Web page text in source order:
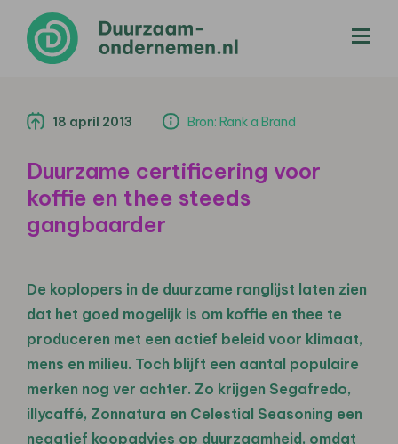
18 april 2013 Bron: Rank a Brand
Duurzame certificering voor
koffie en thee steeds
gangbaarder
De koplopers in de duurzame ranglijst laten zien
dat het goed mogelijk is om koffie en thee te
produceren met een actief beleid voor klimaat,
mens en milieu. Toch blijft een aantal populaire
merken nog ver achter. Zo krijgen Segafredo,
illycaffé, Zonnatura en Celestial Seasoning een
negatief koopadvies op duurzaamheid, omdat